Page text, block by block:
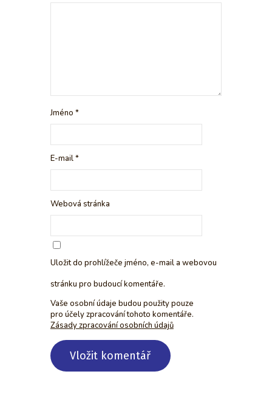
Jméno *
E-mail*
Webová stránka
Uložit do prohlížeče jméno, e-mail a webovou
stránku pro budoucí komentáře.
Vaše osobní údaje budou použity pouze
pro účely zpracování tohoto komentáře.
Zásady zpracování osobních údajů